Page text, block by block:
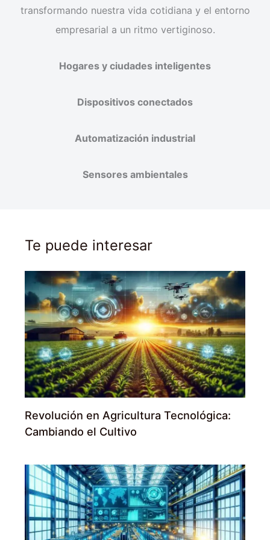
transformando nuestra vida cotidiana y el entorno
empresarial a un ritmo vertiginoso.
Hogares y ciudades inteligentes
Dispositivos conectados
Automatización industrial
Sensores ambientales
Te puede interesar
Revolución en Agricultura Tecnológica:
Cambiando el Cultivo